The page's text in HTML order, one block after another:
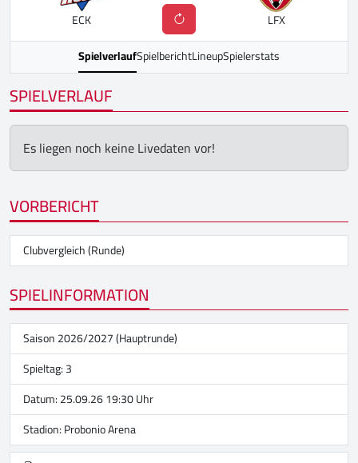
ECK
LFX
SpielverlaufSpielberichtLineupSpielerstats
SPIELVERLAUF
Es liegen noch keine Livedaten vor!
VORBERICHT
Clubvergleich (Runde)
SPIELINFORMATION
Saison 2026/2027 (Hauptrunde)
Spieltag: 3
Datum: 25.09.26 19:30 Uhr
Stadion:Probonio Arena